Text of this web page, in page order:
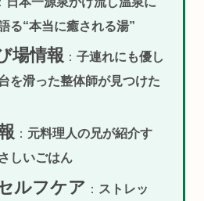
る“本当に癒される湯”
場情報 ：子連れにも優し
を滑った整体師が見つけた
： 元料理人の兄が紹介す
しいごはん
ルフケア ： ストレッ